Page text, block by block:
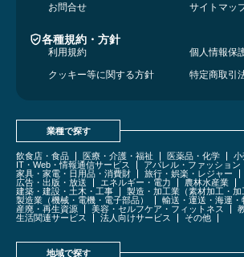
お問合せ
サイトマッ
各種規約・方針
利用規約
個人情報保
クッキー等に関する方針
特定商取引
業種で探す
飲食店・食品 医療・介護・福祉 医薬品・化学
小
IT・Web・情報通信サービス
アパレル・ファッション
家具・家電・日用品・消費財
旅行・娯楽・レジャー
広告・出版・放送
エネルギー・電力
農林水産業
建築・建設・土木・工事
製造・加工業（素材加工・加
製造業（機械・電機・電子部品）
輸送・運送・海運・
産廃・再生資源
美容・セルフケア・フィットネス
生活関連サービス
法人向けサービス その他
地域で探す